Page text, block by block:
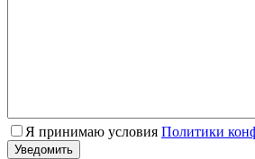
Я принимаю условия Политики